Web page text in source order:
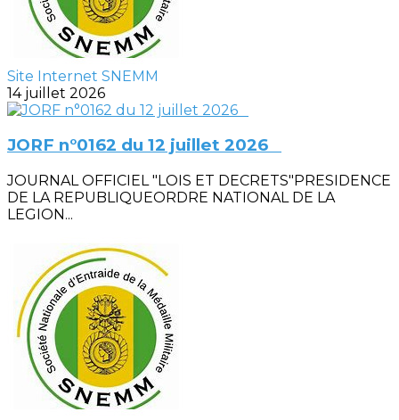
Site Internet SNEMM
14 juillet 2026
JORF n°0162 du 12 juillet 2026
JOURNAL OFFICIEL "LOIS ET DECRETS"PRESIDENCE
DE LA REPUBLIQUEORDRE NATIONAL DE LA
LEGION...